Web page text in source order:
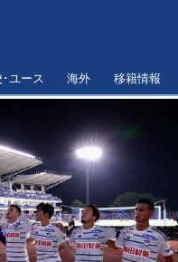
ユース 海外 移籍情報